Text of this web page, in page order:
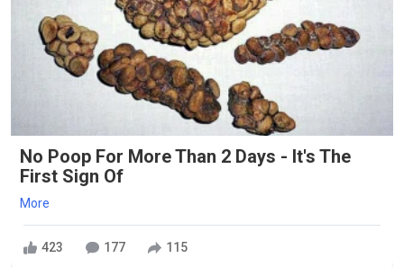
No Poop For More Than 2 Days - It's The
First Sign Of
More
423 177 115